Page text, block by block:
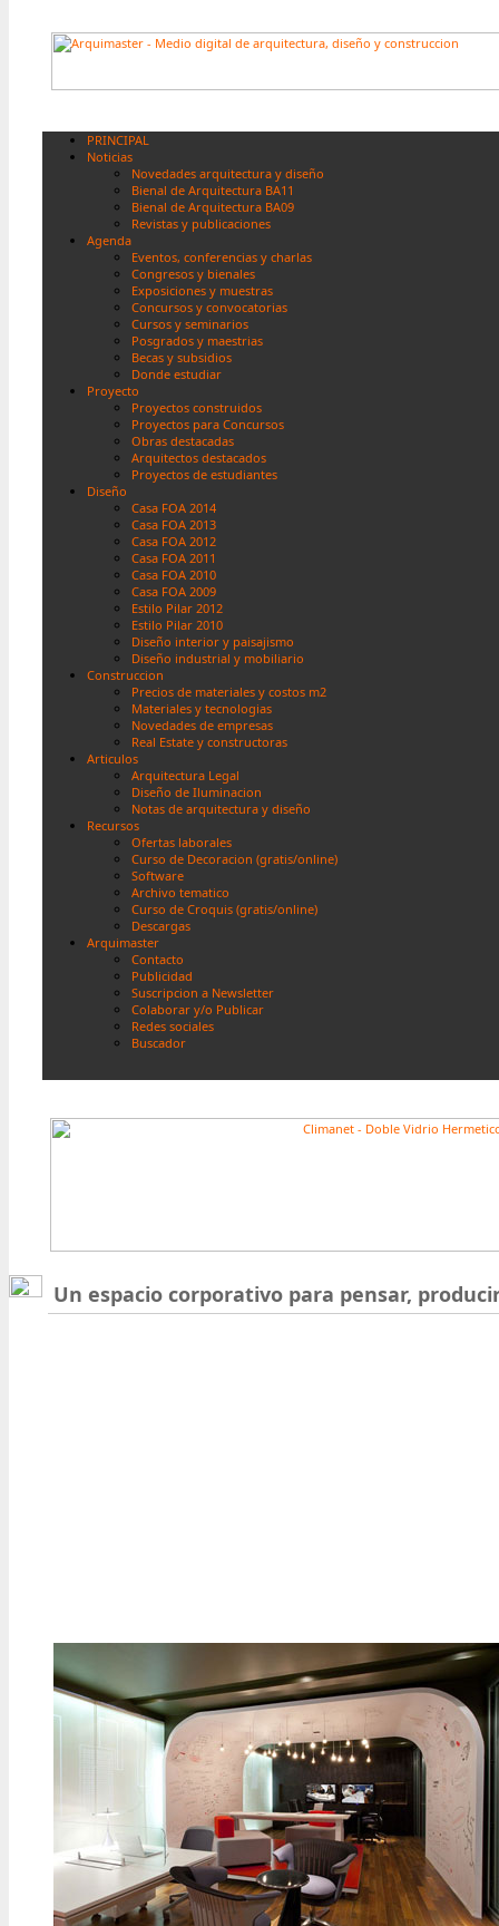
PRINCIPAL
Noticias
Novedades arquitectura y diseño
Bienal de Arquitectura BA11
Bienal de Arquitectura BA09
Revistas y publicaciones
Agenda
Eventos, conferencias y charlas
Congresos y bienales
Exposiciones y muestras
Concursos y convocatorias
Cursos y seminarios
Posgrados y maestrias
Becas y subsidios
Donde estudiar
Proyecto
Proyectos construidos
Proyectos para Concursos
Obras destacadas
Arquitectos destacados
Proyectos de estudiantes
Diseño
Casa FOA 2014
Casa FOA 2013
Casa FOA 2012
Casa FOA 2011
Casa FOA 2010
Casa FOA 2009
Estilo Pilar 2012
Estilo Pilar 2010
Diseño interior y paisajismo
Diseño industrial y mobiliario
Construccion
Precios de materiales y costos m2
Materiales y tecnologias
Novedades de empresas
Real Estate y constructoras
Articulos
Arquitectura Legal
Diseño de Iluminacion
Notas de arquitectura y diseño
Recursos
Ofertas laborales
Curso de Decoracion (gratis/online)
Software
Archivo tematico
Curso de Croquis (gratis/online)
Descargas
Arquimaster
Contacto
Publicidad
Suscripcion a Newsletter
Colaborar y/o Publicar
Redes sociales
Buscador
Un espacio corporativo para pensar,